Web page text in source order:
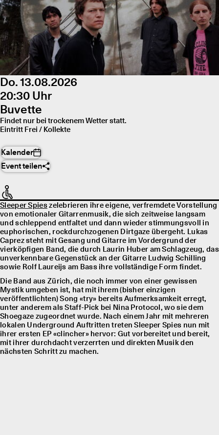
Do. 13.08.2026
20:30 Uhr
Buvette
Findet nur bei trockenem Wetter statt.
Eintritt Frei / Kollekte
Kalender
Event teilen
Sleeper Spieszelebrieren ihre eigene, verfremdete Vorstellung
von emotionaler Gitarrenmusik, die sich zeitweise langsam
und schleppend entfaltet und dann wieder stimmungsvoll in
euphorischen, rockdurchzogenen Dirtgaze übergeht. Lukas
Caprez steht mit Gesang und Gitarre im Vordergrund der
vierköpfigen Band, die durch Laurin Huber am Schlagzeug, das
unverkennbare Gegenstück an der Gitarre Ludwig Schilling
sowie Rolf Laureĳs am Bass ihre vollständige Form findet.
Die Band aus Zürich, die noch immer von einer gewissen
Mystik umgeben ist, hat mit ihrem (bisher einzigen
veröffentlichten) Song «try» bereits Aufmerksamkeit erregt,
unter anderem als Staff-Pick bei Nina Protocol, wo sie dem
Shoegaze zugeordnet wurde. Nach einem Jahr mit mehreren
lokalen Underground Auftritten treten Sleeper Spies nun mit
ihrer ersten EP «clincher» hervor: Gut vorbereitet und bereit,
mit ihrer durchdacht verzerrten und direkten Musik den
nächsten Schritt zu machen.